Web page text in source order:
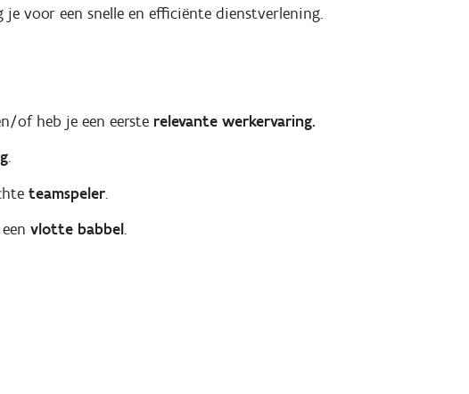
voor een snelle en efficiënte dienstverlening.
of heb je een eerste relevante werkervaring.
.
teamspeler.
vlotte babbel.